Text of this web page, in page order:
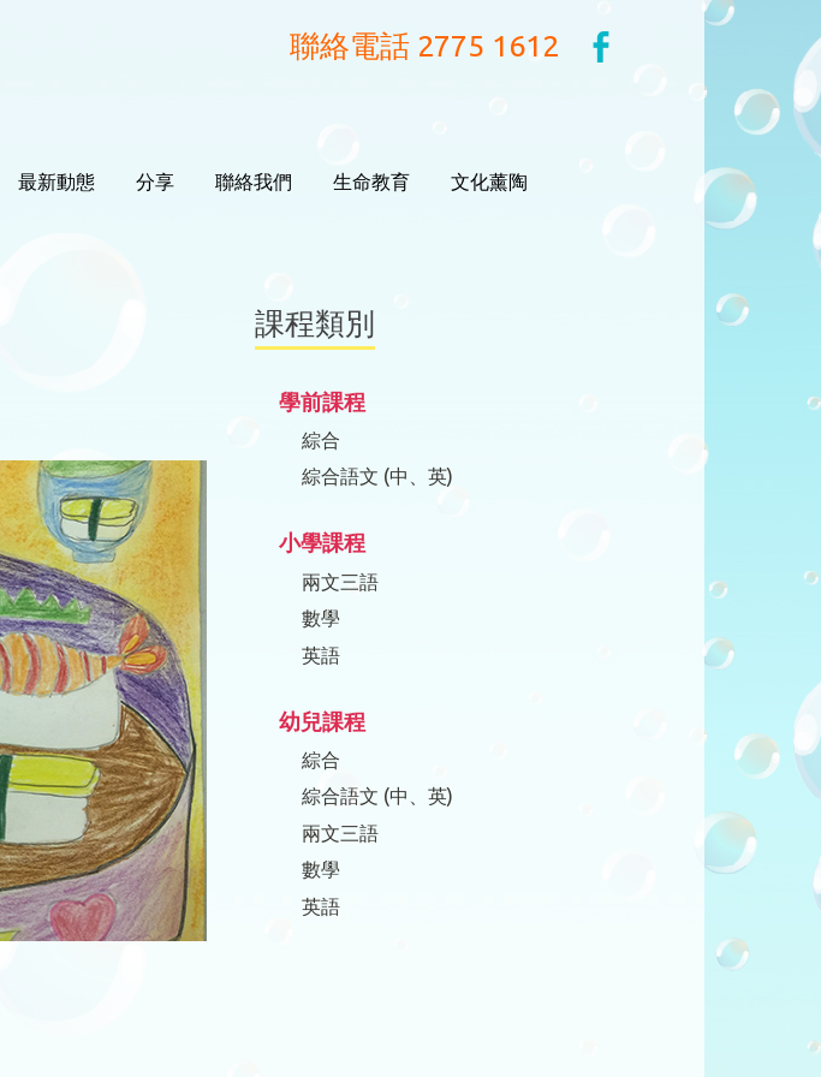
聯絡電話 2775 1612
最新動態 分享 聯絡我們 生命教育 文化薰陶
課程類別
學前課程
綜合
綜合語文 (中、英)
小學課程
兩文三語
數學
英語
幼兒課程
綜合
綜合語文 (中、英)
兩文三語
數學
英語